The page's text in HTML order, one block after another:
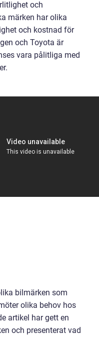
och
märken har olika
och kostnad för
och Toyota är
vara pålitliga med
bilmärken som
olika behov hos
artikel har gett en
och presenterat vad